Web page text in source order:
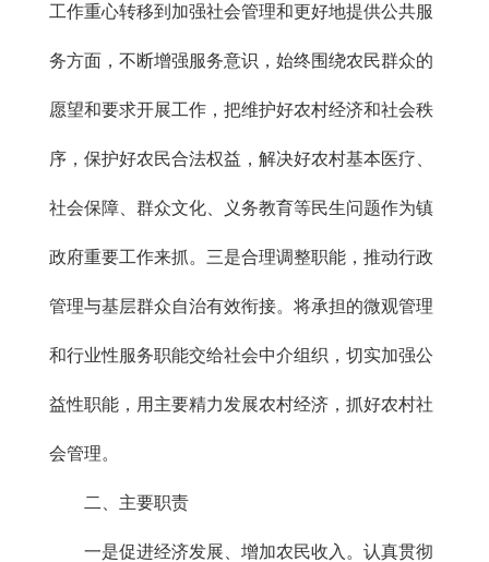
工作重心转移到加强社会管理和更好地提供公共服
务方面，不断增强服务意识，始终围绕农民群众的
愿望和要求开展工作，把维护好农村经济和社会秩
序，保护好农民合法权益，解决好农村基本医疗、
社会保障、群众文化、义务教育等民生问题作为镇
政府重要工作来抓。三是合理调整职能，推动行政
管理与基层群众自治有效衔接。将承担的微观管理
和行业性服务职能交给社会中介组织，切实加强公
益性职能，用主要精力发展农村经济，抓好农村社
会管理。
二、主要职责
一是促进经济发展、增加农民收入。认真贯彻